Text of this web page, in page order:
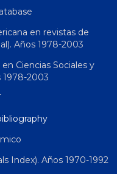
en revistas de
Años 1978-2003
Ciencias Sociales y
1978-2003
Index). Años 1970-1992